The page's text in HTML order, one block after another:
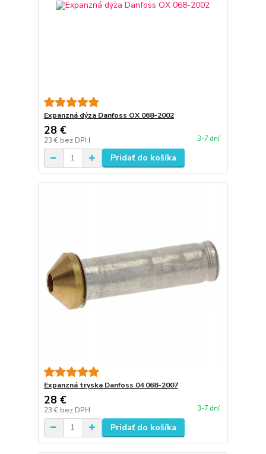
Expanzná dýza Danfoss OX 068-2002
28 €
23 € bez DPH 3-7 dní
Pridať do košíka
Expanzná tryska Danfoss 04 068-2007
28 €
23 € bez DPH 3-7 dní
Pridať do košíka